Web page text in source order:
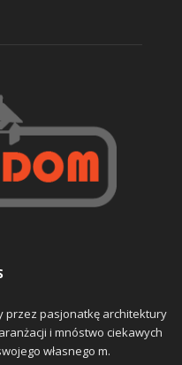
przez pasjonatkę architektury
i mnóstwo ciekawych
własnego m.